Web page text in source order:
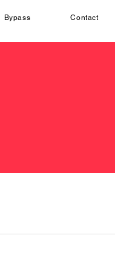
Bypass Contact